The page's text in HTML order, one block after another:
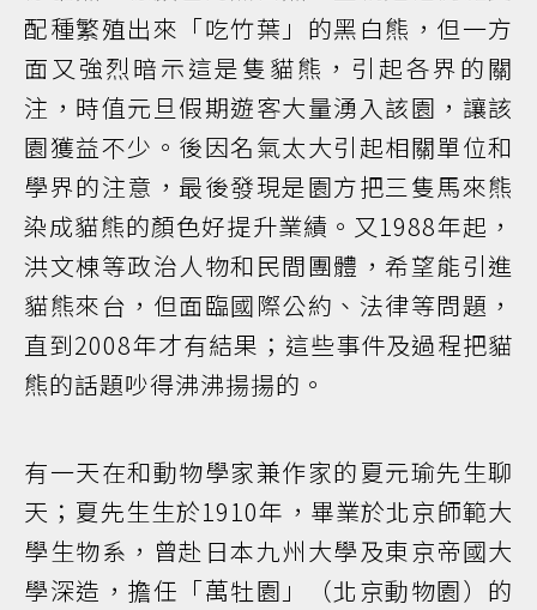
配種繁殖出來「吃竹葉」的黑白熊，但一方
面又強烈暗示這是隻貓熊，引起各界的關
注，時值元旦假期遊客大量湧入該園，讓該
園獲益不少。後因名氣太大引起相關單位和
學界的注意，最後發現是園方把三隻馬來熊
染成貓熊的顏色好提升業績。又1988年起，
洪文棟等政治人物和民間團體，希望能引進
貓熊來台，但面臨國際公約、法律等問題，
直到2008年才有結果；這些事件及過程把貓
熊的話題吵得沸沸揚揚的。
有一天在和動物學家兼作家的夏元瑜先生聊
天；夏先生生於1910年，畢業於北京師範大
學生物系，曾赴日本九州大學及東京帝國大
學深造，擔任「萬牡園」（北京動物園）的